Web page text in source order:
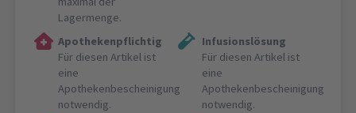
Lagermenge.
Apothekenpflichtig
Für diesen Artikel ist
eine
Apothekenbescheinigung
notwendig.
Infusionslösung
Für diesen Artikel ist
eine
Apothekenbescheinigung
notwendig.